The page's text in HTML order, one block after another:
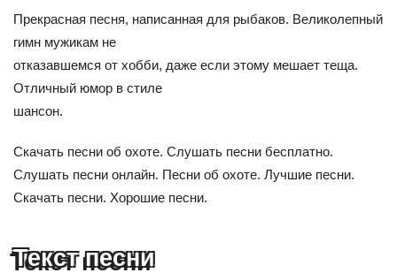
Прекрасная песня, написанная для рыбаков. Великолепный
гимн мужикам не
отказавшемся от хобби, даже если этому мешает теща.
Отличный юмор в стиле
шансон.
Скачать песни об охоте. Слушать песни бесплатно.
Слушать песни онлайн. Песни об охоте. Лучшие песни.
Скачать песни. Хорошие песни.
Текст песни